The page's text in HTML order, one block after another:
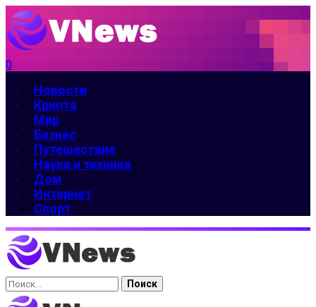
0
Новости
Крипта
Мир
Бизнес
Путешествие
Наука и техника
Дом
Интернет
Спорт
Найти: